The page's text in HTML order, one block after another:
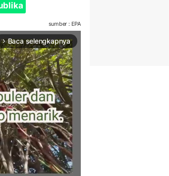
sumber : EPA
arrow_forward_ios Baca selengkapnya